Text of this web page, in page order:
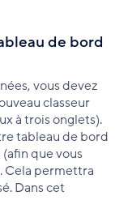
de bord
vous devez
classeur
à trois onglets).
tableau de bord
que vous
Cela permettra
Dans cet